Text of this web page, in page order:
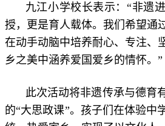
九江小学校长表示：“非遗
授，更是育人载体。我们希望通
在动手动脑中培养耐心、专注、
乡之美中涵养爱国爱乡的情怀。”
此次活动将非遗传承与德育
的“大思政课”。孩子们在体验中